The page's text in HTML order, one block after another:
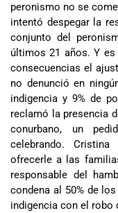
peronismo no se
intentó despegar la
conjunto del
últimos 21 años. Y
consecuencias el
no denunció en
indigencia y 9% de
reclamó la presencia
conurbano, un
celebrando.
ofrecerle a las
responsable del
condena al 50% de
indigencia con el robo